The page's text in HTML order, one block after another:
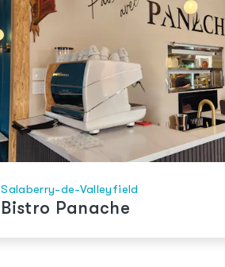
Salaberry-de-Valleyfield
Bistro Panache